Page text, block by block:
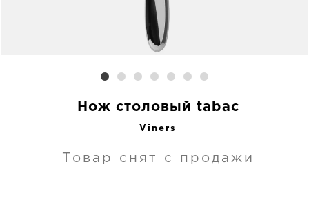
Нож столовый tabac
Viners
Товар снят с продажи